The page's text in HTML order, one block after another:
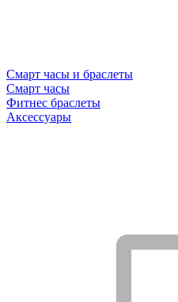
Смарт часы и браслеты
Смарт часы
Фитнес браслеты
Аксессуары